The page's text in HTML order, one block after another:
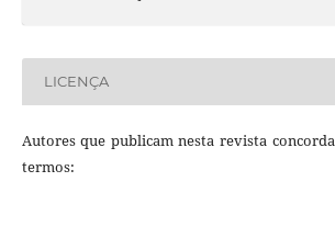
LICENÇA
Autores que publicam nesta revista
termos: